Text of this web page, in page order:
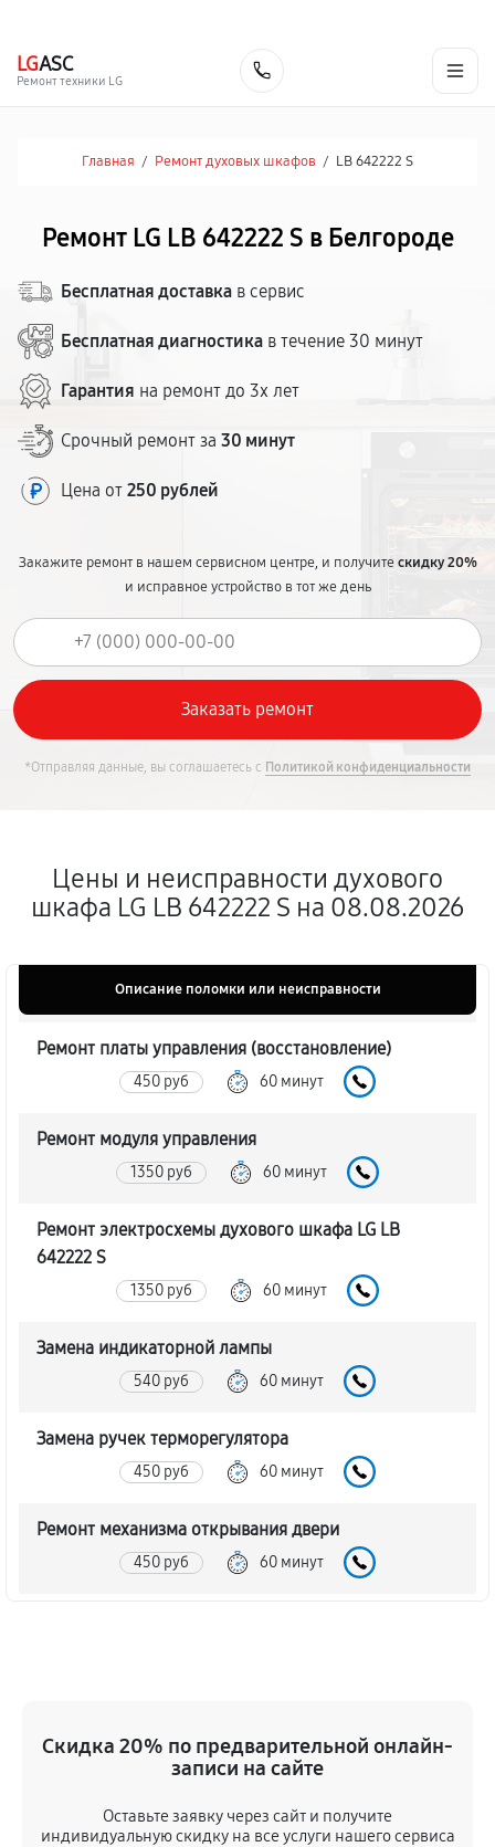
LGASC
Ремонт техники LG
Главная / Ремонт духовых шкафов / LB 642222 S
Ремонт LG LB 642222 S в Белгороде
Бесплатная доставка в сервис
Бесплатная диагностика в течение 30 минут
Гарантия на ремонт до 3х лет
Срочный ремонт за 30 минут
Цена от 250 рублей
Закажите ремонт в нашем сервисном центре, и получитескидку 20%
и исправное устройство в тот же день
*Отправляя данные, вы соглашаетесь с Политикой конфиденциальности
Цены и неисправности духового
шкафа LG LB 642222 S на 08.08.2026
Описание поломки или неисправности
Ремонт платы управления (восстановление)
450 руб 60 минут
Ремонт модуля управления
1350 руб 60 минут
Ремонт электросхемы духового шкафа LG LB
642222 S
1350 руб 60 минут
Замена индикаторной лампы
540 руб 60 минут
Замена ручек терморегулятора
450 руб 60 минут
Ремонт механизма открывания двери
450 руб 60 минут
450 руб 60 минут
630 руб 60 минут
Скидка 20% по предварительной онлайн-
записи на сайте
Оставьте заявку через сайт и получите
индивидуальную скидку на все услуги нашего сервиса